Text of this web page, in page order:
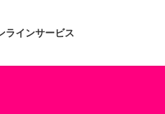
ラインサービス